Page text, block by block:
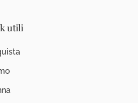
utili